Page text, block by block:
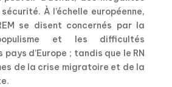
À l’échelle européenne,
se disent concernés par la
et les difficultés
pays d’Europe ; tandis que le RN
de la crise migratoire et de la